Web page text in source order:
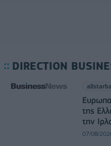
DIRECTION
της
την
07/08/